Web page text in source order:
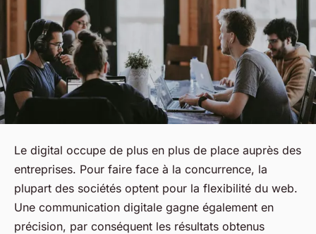
Le digital occupe de plus en plus de place auprès des
entreprises. Pour faire face à la concurrence, la
plupart des sociétés optent pour la flexibilité du web.
Une communication digitale gagne également en
précision, par conséquent les résultats obtenus